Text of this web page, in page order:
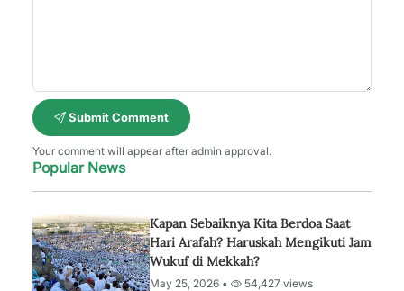
Submit Comment
Your comment will appear after admin approval.
Popular News
Kapan Sebaiknya Kita Berdoa Saat
Hari Arafah? Haruskah Mengikuti Jam
Wukuf di Mekkah?
May 25, 2026 • 54,427 views